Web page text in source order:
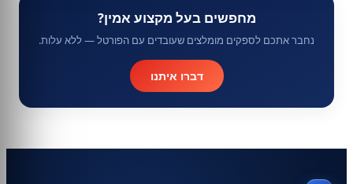
מחפשים בעל מקצוע אמין?
נחבר אתכם לספקים מומלצים שעובדים עם הפורטל — ללא עלות.
דברו איתנו